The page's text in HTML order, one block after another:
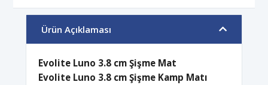
Ürün Açıklaması
Evolite Luno 3.8 cm Şişme Mat
Evolite Luno 3.8 cm Şişme Kamp Matı